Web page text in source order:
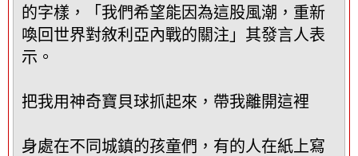
的字樣，「我們希望能因為這股風潮，重新
喚回世界對敘利亞內戰的關注」其發言人表
示。
把我用神奇寶貝球抓起來，帶我離開這裡
身處在不同城鎮的孩童們，有的人在紙上寫